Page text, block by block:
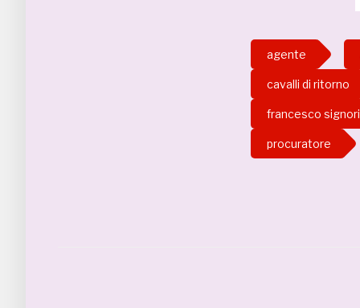
agente
cavalli di ritorno
francesco signori
procuratore